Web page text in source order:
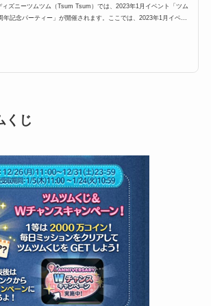
ィズニーツムツム（Tsum Tsum）では、2023年1月イベント「ツム
年記念パーティー」が開催されます。ここでは、2023年1月イベン
くじ